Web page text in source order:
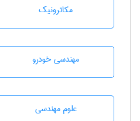
مکاترونیک
مهندسی خودرو
علوم مهندسی